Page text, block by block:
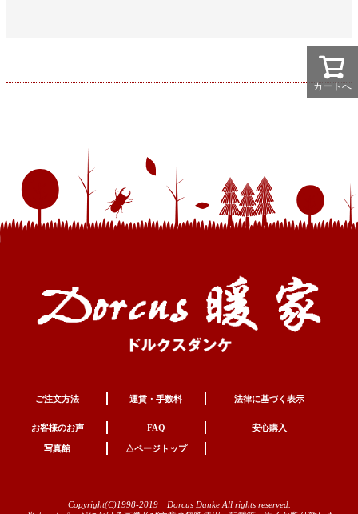
ご注文方法 運賃・手数料 法律に基づく表示
お客様のお声 FAQ 安心購入
写真館 △ページトップ
Copyright(C)1998-2019 Dorcus Danke All rights reserved.
カートへ